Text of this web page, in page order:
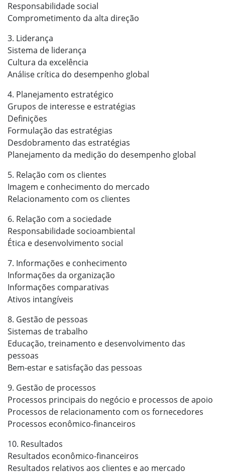
Responsabilidade social
Comprometimento da alta direção
3. Liderança
Sistema de liderança
Cultura da excelência
Análise crítica do desempenho global
4. Planejamento estratégico
Grupos de interesse e estratégias
Definições
Formulação das estratégias
Desdobramento das estratégias
Planejamento da medição do desempenho global
5. Relação com os clientes
Imagem e conhecimento do mercado
Relacionamento com os clientes
6. Relação com a sociedade
Responsabilidade socioambiental
Ética e desenvolvimento social
7. Informações e conhecimento
Informações da organização
Informações comparativas
Ativos intangíveis
8. Gestão de pessoas
Sistemas de trabalho
Educação, treinamento e desenvolvimento das
pessoas
Bem-estar e satisfação das pessoas
9. Gestão de processos
Processos principais do negócio e processos de apoio
Processos de relacionamento com os fornecedores
Processos econômico-financeiros
10. Resultados
Resultados econômico-financeiros
Resultados relativos aos clientes e ao mercado